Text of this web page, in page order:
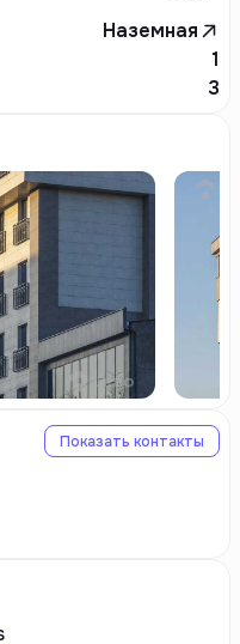
Наземная
1
3
Показать контакты